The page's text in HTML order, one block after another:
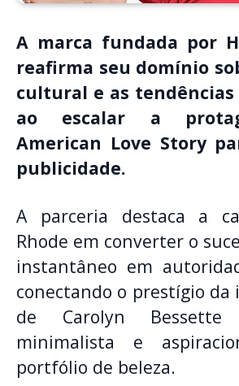
A marca fundada por
reafirma seu domínio
cultural e as tendências
ao escalar a
American Love Story
publicidade.
A parceria destaca a
Rhode em converter o
instantâneo em
conectando o prestígio
de Carolyn
minimalista e
portfólio de beleza.